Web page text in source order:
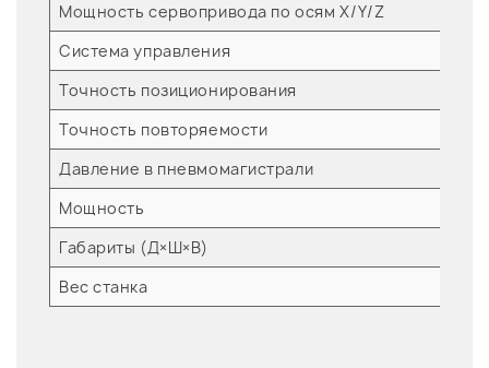
Мощность сервопривода по осям X/Y/Z
Система управления
Точность позиционирования
Точность повторяемости
Давление в пневмомагистрали
Мощность
Габариты (Д×Ш×В)
Вес станка